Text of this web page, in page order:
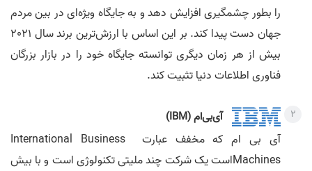
را بطور چشمگیری افزایش دهد و به جایگاه ویژه‌ای در بین مردم
جهان دست پیدا کند. بر این اساس با ارزش‌ترین برند سال 2021
بیش از هر زمان دیگری توانسته جایگاه خود را در بازار بزرگان
فناوری اطلاعات دنیا تثبیت کند.
آی‌بی‌ام (IBM)
آی بی ام که مخفف عبارت International Business
Machinesاست یک شرکت چند ملیتی تکنولوژی است و با بیش